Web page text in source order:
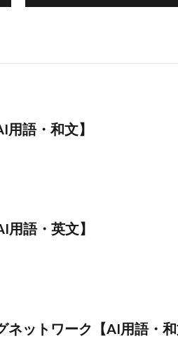
語・和文】
語・英文】
ネットワーク【AI用語・和